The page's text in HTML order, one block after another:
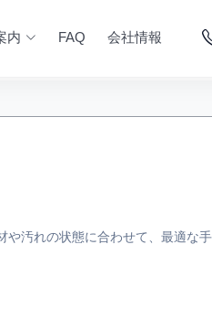
内 FAQ 会社情報
汚れの状態に合わせて、最適な